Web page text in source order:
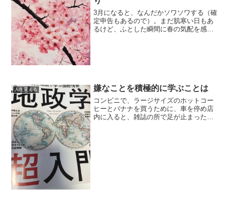
3月になると、なんだかソワソワする（確
定申告もあるので）。まだ肌寒い日もあ
るけど、ふとした瞬間に春の気配を感じ
人生変える 嫌なことを積極的に学ぶことは
コンビニで、ラージサイズのホットコー
ヒーとバナナを買うために、車を停め店
内に入ると、雑誌の所で足が止まった。